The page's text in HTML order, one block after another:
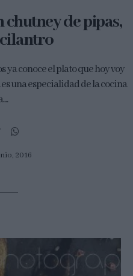
de pipas,
ya conoce el plato que hoy voy
una especialidad de la cocina
2016